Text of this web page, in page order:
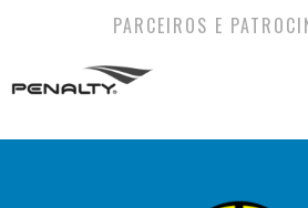
PARCEIROS E